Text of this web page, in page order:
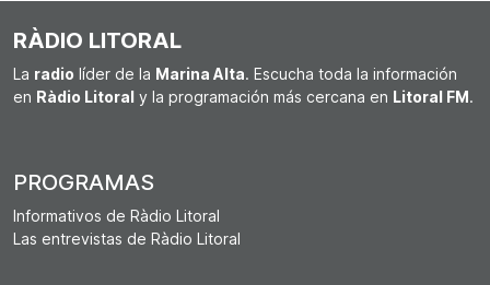
RÀDIO LITORAL
La radio líder de la Marina Alta. Escucha toda la información
en Ràdio Litoral y la programación más cercana en Litoral FM.
PROGRAMAS
Informativos de Ràdio Litoral
Las entrevistas de Ràdio Litoral